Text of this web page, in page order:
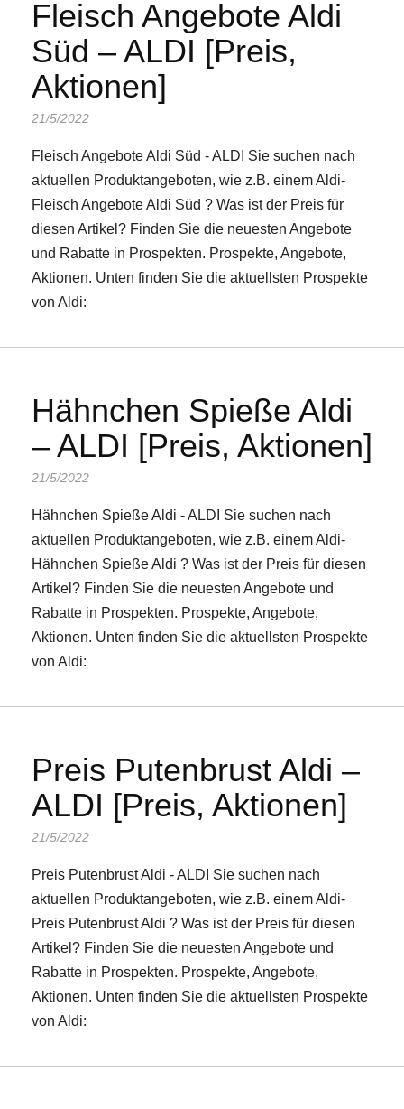
Fleisch Angebote Aldi
Süd – ALDI [Preis,
Aktionen]
21/5/2022
Fleisch Angebote Aldi Süd - ALDI Sie suchen nach
aktuellen Produktangeboten, wie z.B. einem Aldi-
Fleisch Angebote Aldi Süd ? Was ist der Preis für
diesen Artikel? Finden Sie die neuesten Angebote
und Rabatte in Prospekten. Prospekte, Angebote,
Aktionen. Unten finden Sie die aktuellsten Prospekte
von Aldi:
Hähnchen Spieße Aldi
– ALDI [Preis, Aktionen]
21/5/2022
Hähnchen Spieße Aldi - ALDI Sie suchen nach
aktuellen Produktangeboten, wie z.B. einem Aldi-
Hähnchen Spieße Aldi ? Was ist der Preis für diesen
Artikel? Finden Sie die neuesten Angebote und
Rabatte in Prospekten. Prospekte, Angebote,
Aktionen. Unten finden Sie die aktuellsten Prospekte
von Aldi:
Preis Putenbrust Aldi –
ALDI [Preis, Aktionen]
21/5/2022
Preis Putenbrust Aldi - ALDI Sie suchen nach
aktuellen Produktangeboten, wie z.B. einem Aldi-
Preis Putenbrust Aldi ? Was ist der Preis für diesen
Artikel? Finden Sie die neuesten Angebote und
Rabatte in Prospekten. Prospekte, Angebote,
Aktionen. Unten finden Sie die aktuellsten Prospekte
von Aldi: